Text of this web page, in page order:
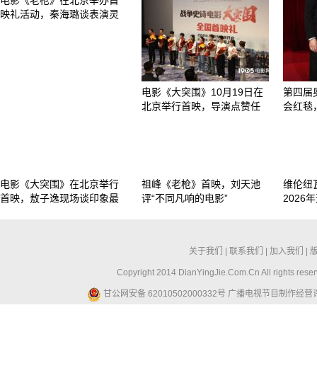
映礼活动，秦海璐谈表演灵
电影《大突围》10月19日在
北京举行首映，导演点赞任
第四届
会红毯
电影《大突围》在北京举行
首映，敖子逸现场谈印象最
祖峰《老枪》首映，刘天池
评“不同凡响的电影”
维伦纽
2026
关于我们 联系我们 加入我们
Copyright 2014 DianYingJie.Com.Cn All rights
甘公网安备 62010502000332号 广播电视节目制作经